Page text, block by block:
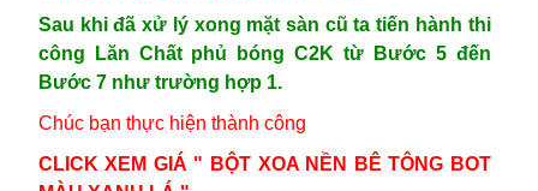
Sau khi đã xử lý xong mặt sàn cũ ta tiến hành thi
công Lăn Chất phủ bóng C2K từ Bước 5 đến
Bước 7 như trường hợp 1.
Chúc bạn thực hiện thành công
CLICK XEM GIÁ " BỘT XOA NỀN BÊ TÔNG BOT